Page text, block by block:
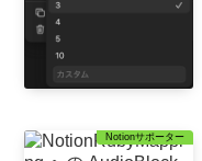
Notionサポーター